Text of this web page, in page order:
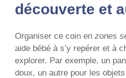
découverte et
Organiser ce coin en zones
aide bébé à s’y repérer et à
explorer. Par exemple, un
doux, un autre pour les